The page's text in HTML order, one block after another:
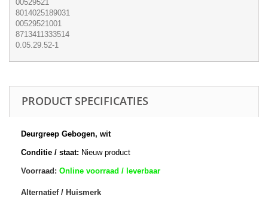
00529521
8014025189031
00529521001
8713411333514
0.05.29.52-1
PRODUCT SPECIFICATIES
Deurgreep Gebogen, wit
Conditie / staat: Nieuw product
Voorraad: Online voorraad / leverbaar
Alternatief / Huismerk